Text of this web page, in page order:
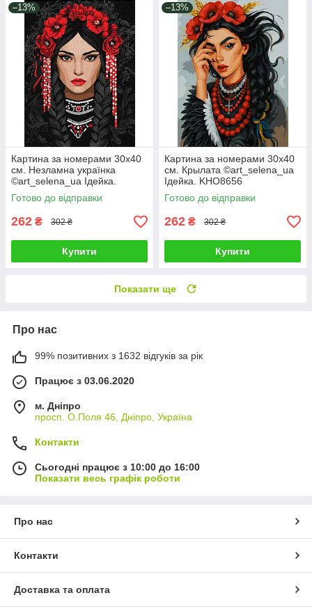
–13%
Картина за номерами 30х40
см. Незламна українка
©art_selena_ua Ідейка.
KHO8604
Готово до відправки
262 ₴ 302 ₴
Купити
–13%
Картина за номерами 30х40
см. Крылата ©art_selena_ua
Ідейка. KHO8656
Готово до відправки
262 ₴ 302 ₴
Купити
Показати ще
Про нас
99% позитивних з 1632 відгуків за рік
Працює з 03.06.2020
м. Дніпро
просп. О.Поля 46, Дніпро, Україна
Контакти
Сьогодні працює з 10:00 до 16:00
Показати весь графік роботи
Про нас
Контакти
Доставка та оплата